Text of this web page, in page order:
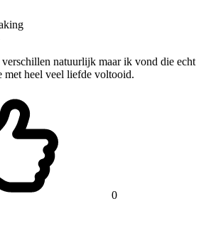
natuurlijk maar ik vond die echt
met heel veel liefde voltooid.
0